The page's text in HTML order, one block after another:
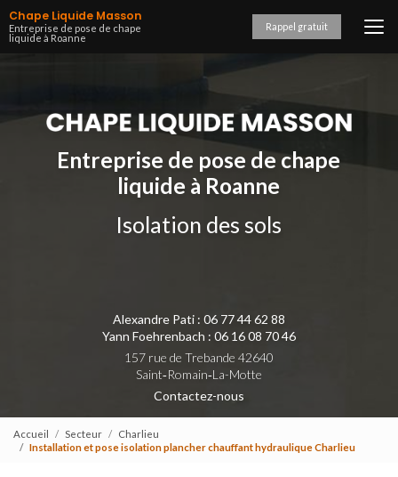
Aller
au
contenu
Chape Liquide Masson
Entreprise de pose de chape
liquide à Roanne
Rappel gratuit
Entreprise de pose de chape
liquide à Roanne
Isolation des sols
Alexandre Pati : 06 77 44 62 88
Yann Foehrenbach : 06 16 08 70 46
157 rue de Trebande 42640
Saint‑Romain‑La-Motte
Contactez-nous
Accueil Secteur
Charlieu
Installation et pose isolation plancher chauffant hydraulique Charlieu